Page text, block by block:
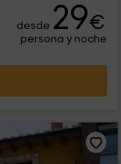
desde 29€
persona y noche